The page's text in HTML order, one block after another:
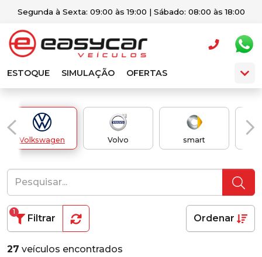
Segunda à Sexta: 09:00 às 19:00 | Sábado: 08:00 às 18:00
ESTOQUE SIMULAÇÃO OFERTAS
Volkswagen Volvo smart
Filtrar
1
Ordenar
27 veículos encontrados